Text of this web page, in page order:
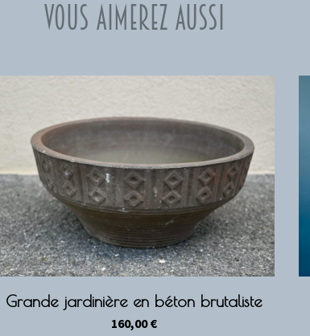
Vous aimerez aussi
Grande jardinière en béton brutaliste
160,00€